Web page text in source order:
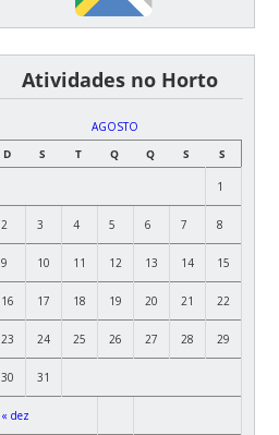
͏ ͏ ͏ ͏ ͏ ͏Atividades no Horto
AGOSTO
D
S T Q Q S S
« dez
1
2 3 4 5 6 7 8
9 10 11 12 13 14 15
16 17 18 19 20 21 22
23 24 25 26 27 28 29
30 31